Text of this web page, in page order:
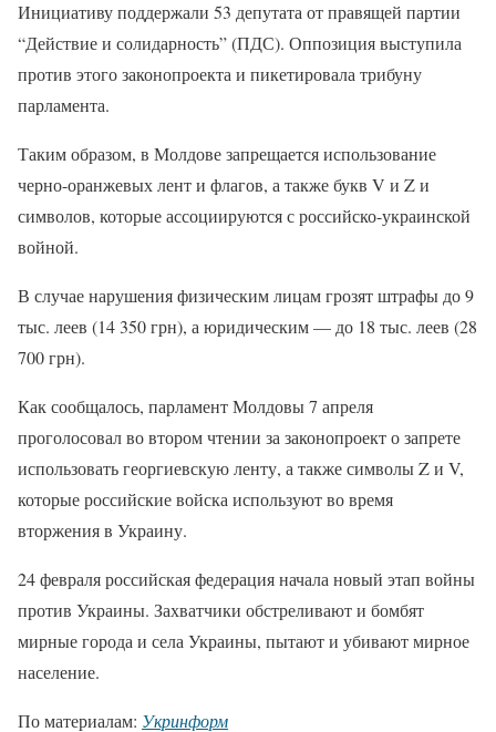
Инициативу поддержали 53 депутата от правящей партии
“Действие и солидарность” (ПДС). Оппозиция выступила
против этого законопроекта и пикетировала трибуну
парламента.
Таким образом, в Молдове запрещается использование
черно-оранжевых лент и флагов, а также букв V и Z и
символов, которые ассоциируются с российско-украинской
войной.
В случае нарушения физическим лицам грозят штрафы до 9
тыс. леев (14 350 грн), а юридическим — до 18 тыс. леев (28
700 грн).
Как сообщалось, парламент Молдовы 7 апреля
проголосовал во втором чтении за законопроект о запрете
использовать георгиевскую ленту, а также символы Z и V,
которые российские войска используют во время
вторжения в Украину.
24 февраля российская федерация начала новый этап войны
против Украины. Захватчики обстреливают и бомбят
мирные города и села Украины, пытают и убивают мирное
население.
По материалам: Укринформ